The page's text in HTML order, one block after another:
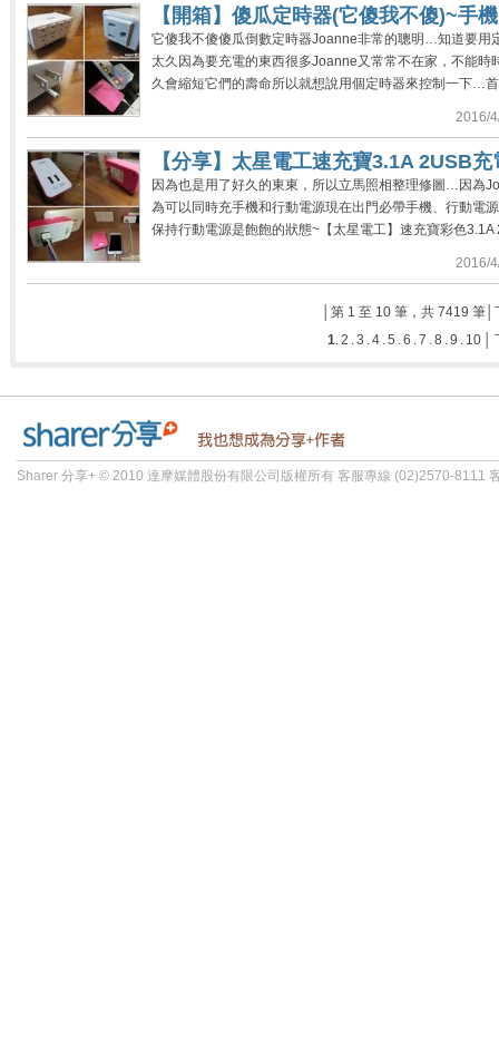
【開箱】傻瓜定時器(它傻我不傻)~手
它傻我不傻傻瓜倒數定時器Joanne非常的聰明…知道要用
太久因為要充電的東西很多Joanne又常常不在家，不能
久會縮短它們的壽命所以就想說用個定時器來控制一下…
2016/
【分享】太星電工速充寶3.1A 2USB
因為也是用了好久的東東，所以立馬照相整理修圖…因為
為可以同時充手機和行動電源現在出門必帶手機、行動電
保持行動電源是飽飽的狀態~【太星電工】速充寶彩色3.1A
2016/
│第 1 至 10 筆，共 7419 筆│
1.2 .3 .4 .5 .6 .7 .8 .9 . 10
Sharer 分享+ © 2010 達摩媒體股份有限公司版權所有 客服專線 (02)2570-8111